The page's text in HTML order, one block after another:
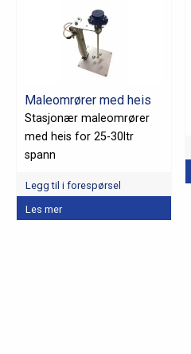
Maleomrører med heis
Stasjonær maleomrører
med heis for 25-30ltr
spann
Legg til i forespørsel
Les mer